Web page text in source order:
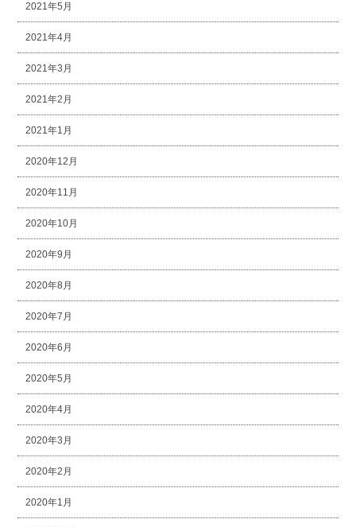
2021年5月
2021年4月
2021年3月
2021年2月
2021年1月
2020年12月
2020年11月
2020年10月
2020年9月
2020年8月
2020年7月
2020年6月
2020年5月
2020年4月
2020年3月
2020年2月
2020年1月